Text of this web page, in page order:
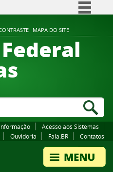
MAPA DO SITE
Comunica BR
Participe
Canais
Acesso aos Sistemas
Ouvidoria Fala.BR Contatos